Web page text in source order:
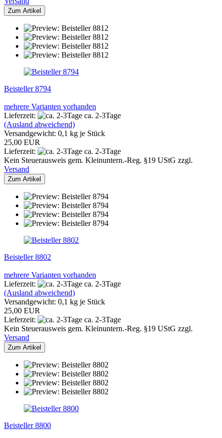
Zum Artikel
Beisteller 8794
mehrere Varianten vorhanden
Lieferzeit:
ca. 2-3Tage
(Ausland abweichend)
Versandgewicht: 0,1 kg je Stück
25,00 EUR
Lieferzeit:
ca. 2-3Tage
Kein Steuerausweis gem. Kleinuntern.-Reg. §19 UStG zzgl.
Versand
Zum Artikel
Beisteller 8802
mehrere Varianten vorhanden
Lieferzeit:
ca. 2-3Tage
(Ausland abweichend)
Versandgewicht: 0,1 kg je Stück
25,00 EUR
Lieferzeit:
ca. 2-3Tage
Kein Steuerausweis gem. Kleinuntern.-Reg. §19 UStG zzgl.
Versand
Zum Artikel
Beisteller 8800